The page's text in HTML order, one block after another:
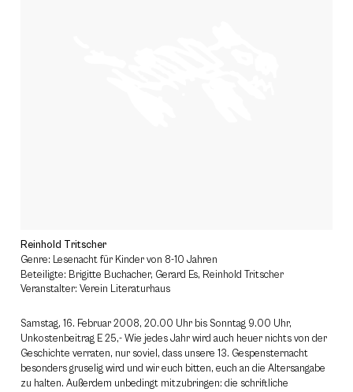
Reinhold Tritscher
Genre: Lesenacht für Kinder von 8-10 Jahren
Beteiligte: Brigitte Buchacher, Gerard Es, Reinhold Tritscher
Veranstalter: Verein Literaturhaus
Samstag, 16. Februar 2008, 20.00 Uhr bis Sonntag 9.00 Uhr,
Unkostenbeitrag E 25,- Wie jedes Jahr wird auch heuer nichts von der
Geschichte verraten, nur soviel, dass unsere 13. Gespensternacht
besonders gruselig wird und wir euch bitten, euch an die Altersangabe
zu halten. Außerdem unbedingt mitzubringen: die schriftliche